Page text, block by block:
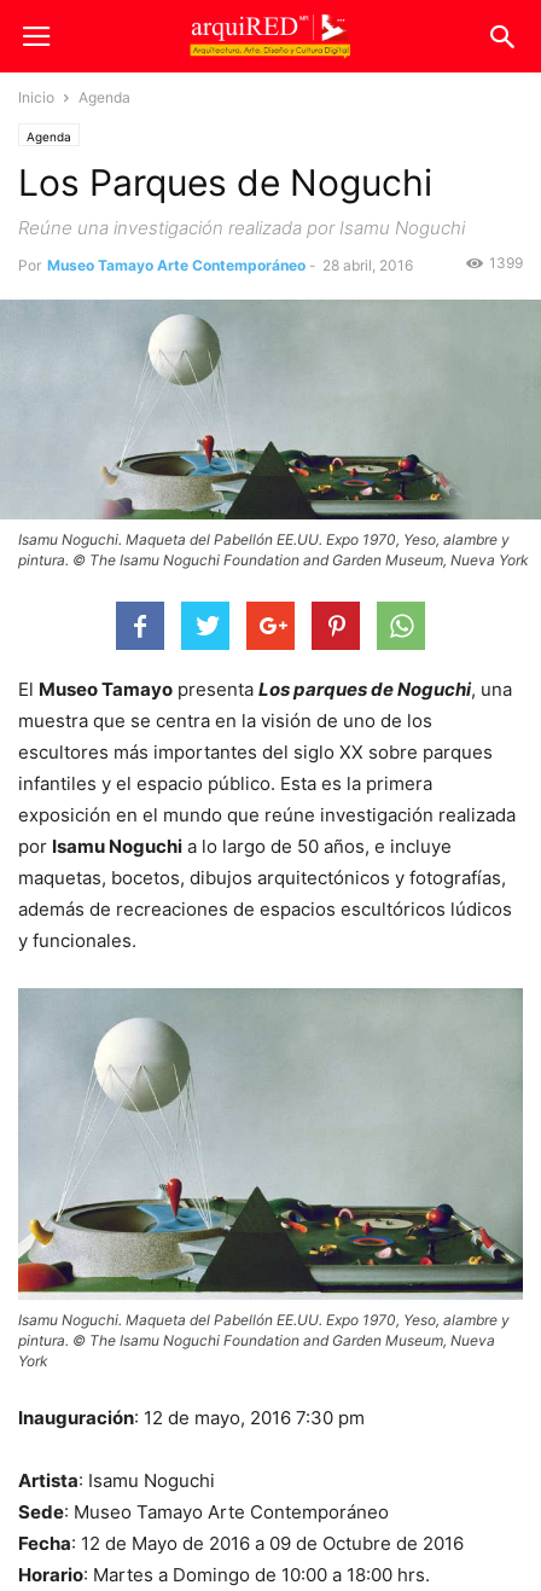
Inicio Agenda
Agenda
Los Parques de Noguchi
Reúne una investigación realizada por Isamu Noguchi
Por Museo Tamayo Arte Contemporáneo - 28 abril, 2016 1399
Isamu Noguchi. Maqueta del Pabellón EE.UU. Expo 1970, Yeso, alambre y
pintura. © The Isamu Noguchi Foundation and Garden Museum, Nueva York
El Museo Tamayo presenta Los parques de Noguchi, una
muestra que se centra en la visión de uno de los
escultores más importantes del siglo XX sobre parques
infantiles y el espacio público. Esta es la primera
exposición en el mundo que reúne investigación realizada
por Isamu Noguchi a lo largo de 50 años, e incluye
maquetas, bocetos, dibujos arquitectónicos y fotografías,
además de recreaciones de espacios escultóricos lúdicos
y funcionales.
Isamu Noguchi. Maqueta del Pabellón EE.UU. Expo 1970, Yeso, alambre y
pintura. © The Isamu Noguchi Foundation and Garden Museum, Nueva
York
Inauguración: 12 de mayo, 2016 7:30 pm
Artista: Isamu Noguchi
Sede: Museo Tamayo Arte Contemporáneo
Fecha: 12 de Mayo de 2016 a 09 de Octubre de 2016
Horario: Martes a Domingo de 10:00 a 18:00 hrs.